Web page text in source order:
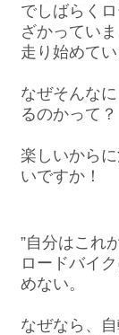
でしばらく
ざかってい
走り始めてい
なぜそんな
るのかって？
楽しいから
いですか！
”自分はこれ
ロードバイ
めない。
なぜなら、